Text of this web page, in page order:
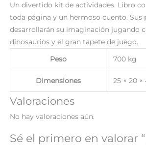
Un divertido kit de actividades. Libro
toda página y un hermoso cuento. Sus
desarrollarán su imaginación jugando
dinosaurios y el gran tapete de juego.
Peso 700 kg
Dimensiones 25 × 20 ×
Valoraciones
No hay valoraciones aún.
Sé el primero en valorar